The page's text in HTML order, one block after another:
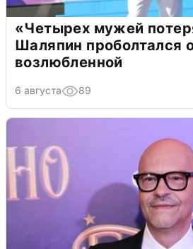
«Четырех мужей
Шаляпин проболтался
возлюбленной
6 августа 89